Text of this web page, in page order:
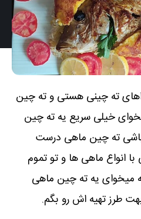
ته چینی هستی و ته چین
خیلی سریع یه ته چین
ته چین ماهی درست
انواع ماهی ها و تو تموم
میخوای یه ته چین ماهی
طرز تهیه اش رو بگم.